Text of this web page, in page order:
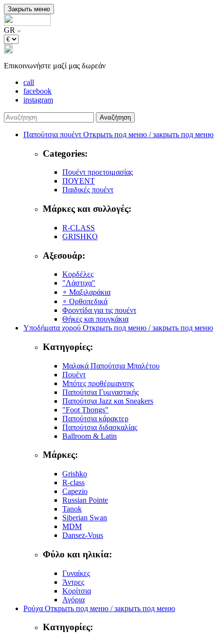
Закрыть меню
GR
Επικοινωνήστε μαζί μας δωρεάν
call
facebook
instagram
Αναζήτηση
Παπούτσια πουέντ Открыть под меню / закрыть под меню
Categories:
Πουέντ προετοιμασίας
ΠΟΥΕΝΤ
Παιδικές πουέντ
Μάρκες και συλλογές:
R-CLASS
GRISHKO
Αξεσουάρ:
Κορδέλες
"Λάστιχα"
∘ Μαξιλαράκια
∘ Ορθοπεδικά
Φροντίδα για τις πουέντ
Θήκες και πουγκάκια
Υποδήματα χορού Открыть под меню / закрыть под меню
Κατηγορίες:
Μαλακά Παπούτσια Μπαλέτου
Πουέντ
Μπότες προθέρμανσης
Παπούτσια Γυμναστικής
Παπούτσια Jazz και Sneakers
"Foot Thongs"
Παπούτσια κάρακτερ
Παπούτσια διδασκαλίας
Ballroom & Latin
Μάρκες:
Grishko
R-class
Capezio
Russian Pointe
Tanok
Siberian Swan
MDM
Dansez-Vous
Φύλο και ηλικία:
Γυναίκες
Άντρες
Κορίτσια
Αγόρια
Ρούχα Открыть под меню / закрыть под меню
Κατηγορίες: